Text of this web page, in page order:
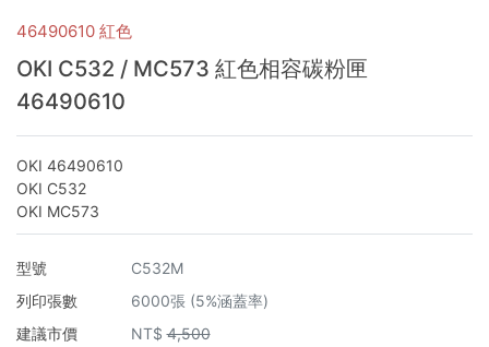
46490610 紅色
OKI C532 / MC573 紅色相容碳粉匣
46490610
OKI 46490610
OKI C532
OKI MC573
型號
C532M
列印張數
6000張 (5%涵蓋率)
建議市價
NT$ 4,500